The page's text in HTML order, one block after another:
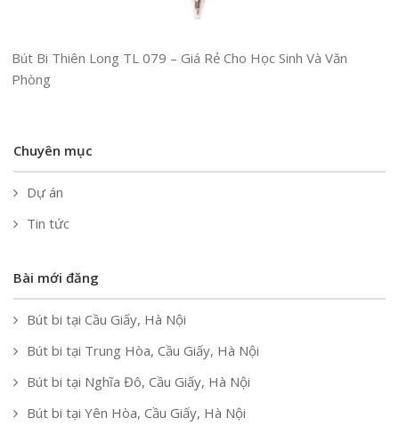
Bút Bi Thiên Long TL 079 – Giá Rẻ Cho Học Sinh Và Văn
Phòng
Chuyên mục
Dự án
Tin tức
Bài mới đăng
Bút bi tại Cầu Giấy, Hà Nội
Bút bi tại Trung Hòa, Cầu Giấy, Hà Nội
Bút bi tại Nghĩa Đô, Cầu Giấy, Hà Nội
Bút bi tại Yên Hòa, Cầu Giấy, Hà Nội